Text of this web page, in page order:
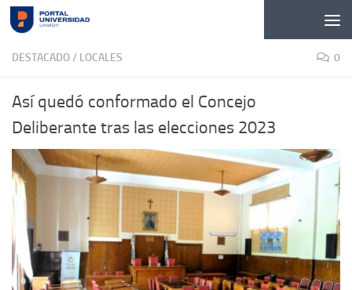
Skip to content
DESTACADO/ LOCALES 0
Así quedó conformado el Concejo
Deliberante tras las elecciones 2023